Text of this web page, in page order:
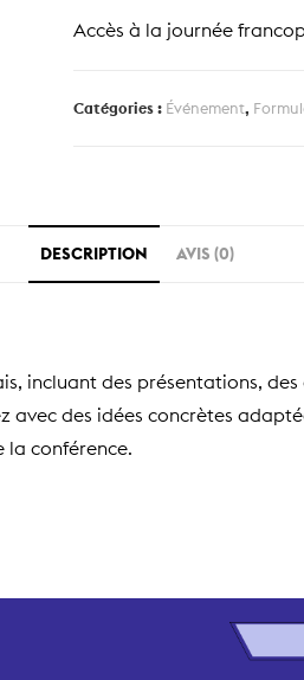
Accès à la journée
Catégories : Événement,
DESCRIPTION AVIS (0)
incluant des présentations,
des idées concrètes
la conférence.